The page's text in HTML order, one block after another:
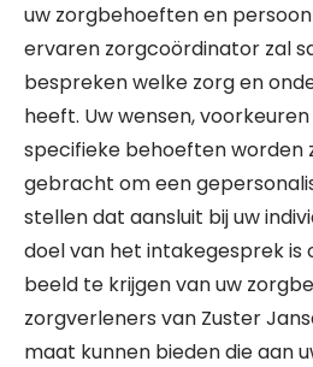
uw zorgbehoeften en
ervaren zorgcoördinator zal
bespreken welke zorg en
heeft. Uw wensen,
specifieke behoeften worden
gebracht om een
stellen dat aansluit bij uw
doel van het intakegesprek is
beeld te krijgen van uw
zorgverleners van Zuster
maat kunnen bieden die aan